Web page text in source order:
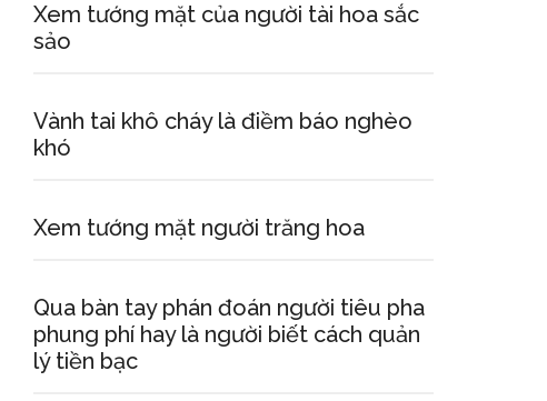
Xem tướng mặt của người tài hoa sắc
sảo
Vành tai khô cháy là điềm báo nghèo
khó
Xem tướng mặt người trăng hoa
Qua bàn tay phán đoán người tiêu pha
phung phí hay là người biết cách quản
lý tiền bạc